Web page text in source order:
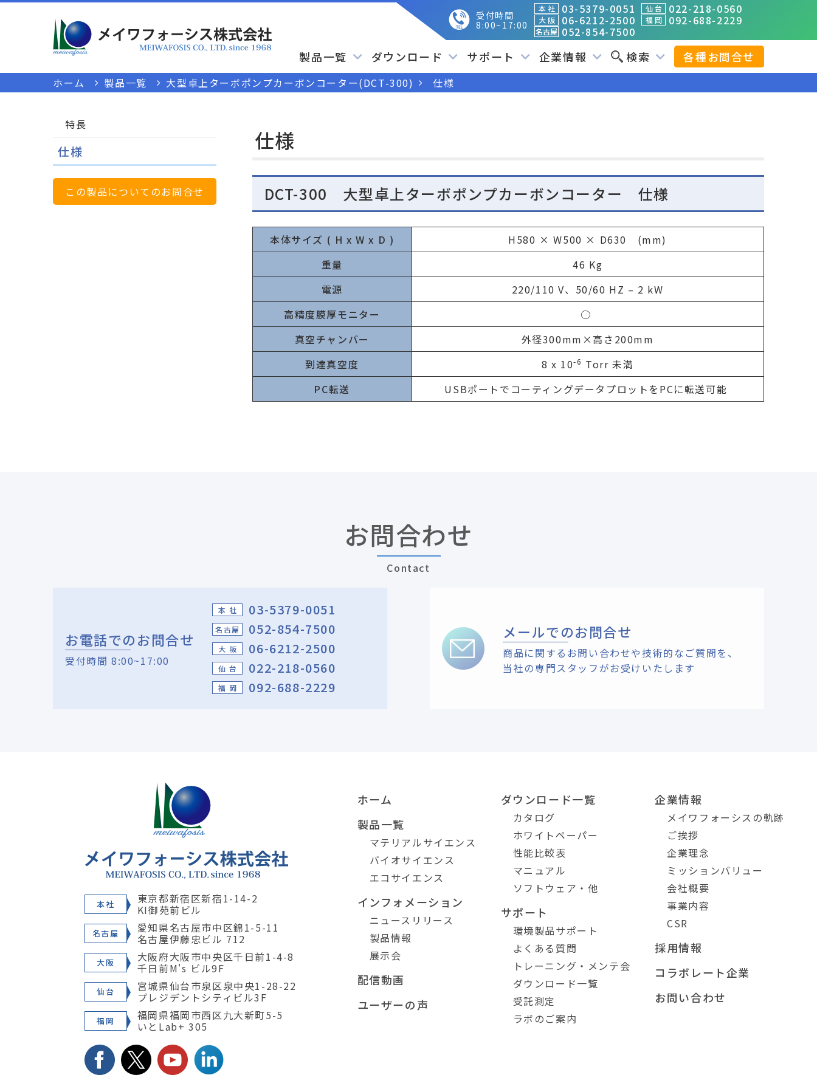
受付時間
8:00~17:00
本 社 03-5379-0051 仙 台 022-218-0560
大 阪 06-6212-2500 福 岡 092-688-2229
名古屋 052-854-7500
製品一覧 ダウンロード サポート 企業情報 検索 各種お問合せ
ホーム 製品一覧 大型卓上ターボポンプカーボンコーター(DCT-300) 仕様
特長
仕様
この製品についてのお問合せ
仕様
DCT-300 大型卓上ターボポンプカーボンコーター 仕様
本体サイズ ( H x W x D )
H580 × W500 × D630 (mm)
重量
46 Kg
電源
220/110 V、50/60 HZ – 2 kW
高精度膜厚モニター
○
真空チャンバー
外径300mm×高さ200mm
到達真空度
8 x 10-6 Torr 未満
PC転送
USBポートでコーティングデータプロットをPCに転送可能
お問合わせ
Contact
お電話でのお問合せ
受付時間 8:00~17:00
本 社 03-5379-0051
名古屋 052-854-7500
大 阪 06-6212-2500
仙 台 022-218-0560
福 岡 092-688-2229
メールでのお問合せ
商品に関するお問い合わせや技術的なご質問を、
当社の専門スタッフがお受けいたします
本社 東京都新宿区新宿1-14-2
KI御苑前ビル
名古屋 愛知県名古屋市中区錦1-5-11
名古屋伊藤忠ビル 712
大阪 大阪府大阪市中央区千日前1-4-8
千日前M's ビル9F
仙台 宮城県仙台市泉区泉中央1-28-22
プレジデントシティビル3F
福岡 福岡県福岡市西区九大新町5-5
いとLab+ 305
ホーム
製品一覧
マテリアルサイエンス
バイオサイエンス
エコサイエンス
インフォメーション
ニュースリリース
製品情報
展示会
配信動画
ユーザーの声
ダウンロード一覧
カタログ
ホワイトペーパー
性能比較表
マニュアル
ソフトウェア・他
サポート
環境製品サポート
よくある質問
トレーニング・メンテ会
ダウンロード一覧
受託測定
ラボのご案内
企業情報
メイワフォーシスの軌跡
ご挨拶
企業理念
ミッションバリュー
会社概要
事業内容
CSR
採用情報
コラボレート企業
お問い合わせ